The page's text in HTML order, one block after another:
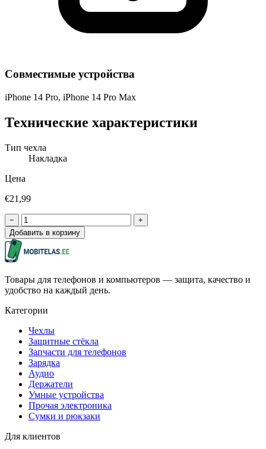
Совместимые устройства
iPhone 14 Pro, iPhone 14 Pro Max
Технические характеристики
Тип чехла
Накладка
Цена
€21,99
−
+
Добавить в корзину
Товары для телефонов и компьютеров — защита, качество и
удобство на каждый день.
Категории
Чехлы
Защитные стёкла
Запчасти для телефонов
Зарядка
Аудио
Держатели
Умные устройства
Прочая электроника
Сумки и рюкзаки
Для клиентов